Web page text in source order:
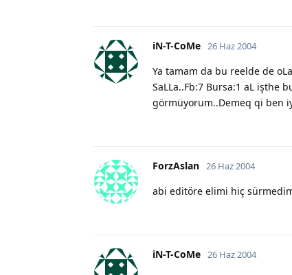
iN-T-CoMe 26 Haz 2004
Ya tamam da bu reelde de
SaLLa..Fb:7 Bursa:1 aL işthe
görmüyorum..Demeq qi ben
ForzAslan 26 Haz 2004
abi editöre elimi hiç
iN-T-CoMe 26 Haz 2004